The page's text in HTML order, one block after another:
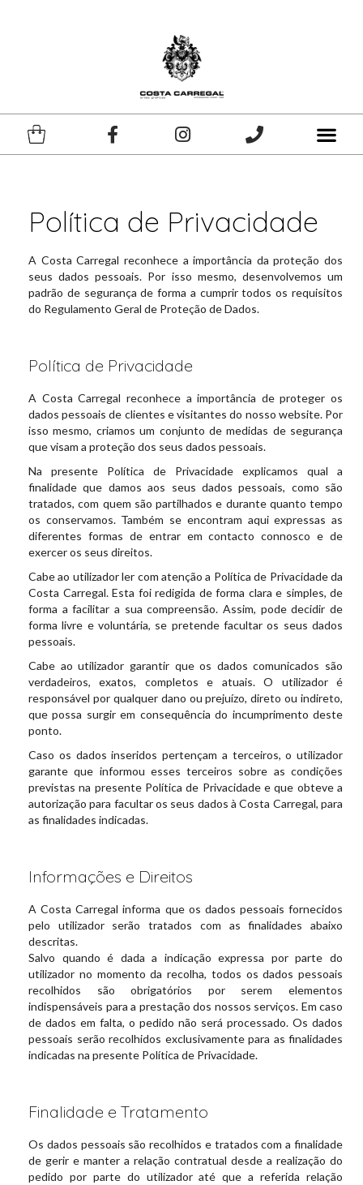
Política de Privacidade
A Costa Carregal reconhece a importância da proteção dos
seus dados pessoais. Por isso mesmo, desenvolvemos um
padrão de segurança de forma a cumprir todos os requisitos
do Regulamento Geral de Proteção de Dados.
Política de Privacidade
A Costa Carregal reconhece a importância de proteger os
dados pessoais de clientes e visitantes do nosso website. Por
isso mesmo, criamos um conjunto de medidas de segurança
que visam a proteção dos seus dados pessoais.
Na presente Política de Privacidade explicamos qual a
finalidade que damos aos seus dados pessoais, como são
tratados, com quem são partilhados e durante quanto tempo
os conservamos. Também se encontram aqui expressas as
diferentes formas de entrar em contacto connosco e de
exercer os seus direitos.
Cabe ao utilizador ler com atenção a Política de Privacidade da
Costa Carregal. Esta foi redigida de forma clara e simples, de
forma a facilitar a sua compreensão. Assim, pode decidir de
forma livre e voluntária, se pretende facultar os seus dados
pessoais.
Cabe ao utilizador garantir que os dados comunicados são
verdadeiros, exatos, completos e atuais. O utilizador é
responsável por qualquer dano ou prejuízo, direto ou indireto,
que possa surgir em consequência do incumprimento deste
ponto.
Caso os dados inseridos pertençam a terceiros, o utilizador
garante que informou esses terceiros sobre as condições
previstas na presente Política de Privacidade e que obteve a
autorização para facultar os seus dados à Costa Carregal, para
as finalidades indicadas.
Informações e Direitos
A Costa Carregal informa que os dados pessoais fornecidos
pelo utilizador serão tratados com as finalidades abaixo
descritas.
Salvo quando é dada a indicação expressa por parte do
utilizador no momento da recolha, todos os dados pessoais
recolhidos são obrigatórios por serem elementos
indispensáveis para a prestação dos nossos serviços. Em caso
de dados em falta, o pedido não será processado. Os dados
pessoais serão recolhidos exclusivamente para as finalidades
indicadas na presente Política de Privacidade.
Finalidade e Tratamento
Os dados pessoais são recolhidos e tratados com a finalidade
de gerir e manter a relação contratual desde a realização do
pedido por parte do utilizador até que a referida relação